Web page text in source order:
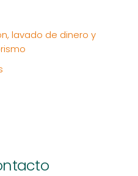
lavado de dinero y